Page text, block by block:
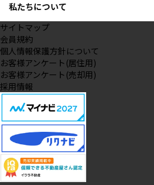
私たちについて
サイトマップ
会員規約
個人情報保護方針について
お客様アンケート(居住用)
お客様アンケート(売却用)
採用情報